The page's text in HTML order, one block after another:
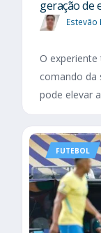
geração de
Estevão
O experiente
comando da
pode elevar
FUTEBOL